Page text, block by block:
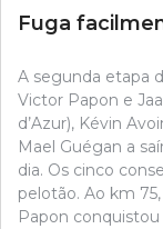
Fuga
A segunda etapa
Victor Papon e
d’Azur), Kévin
Mael Guégan a
dia. Os cinco
pelotão. Ao km
Papon